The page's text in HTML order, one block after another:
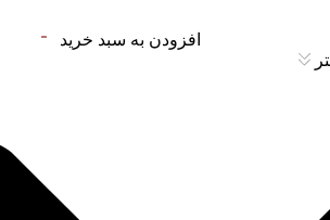
افزودن به سبد خرید